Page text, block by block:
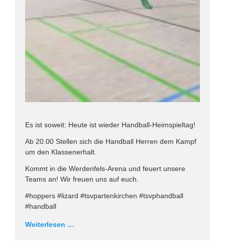
Es ist soweit: Heute ist wieder Handball-Heimspieltag!
Ab 20.00 Stellen sich die Handball Herren dem Kampf
um den Klassenerhalt.
Kommt in die Werdenfels-Arena und feuert unsere
Teams an! Wir freuen uns auf euch.
#hoppers #lizard #tsvpartenkirchen #tsvphandball
#handball
Weiterlesen …